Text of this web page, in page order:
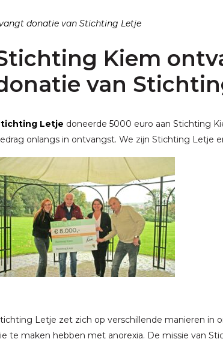
donatie van Stichting Letje
Kiem
van
Letje doneerde 5000 euro aan Stichting
onlangs in ontvangst. We zijn Stichting Letje
Letje zet zich op verschillende manieren in
te maken hebben met anorexia. De missie van